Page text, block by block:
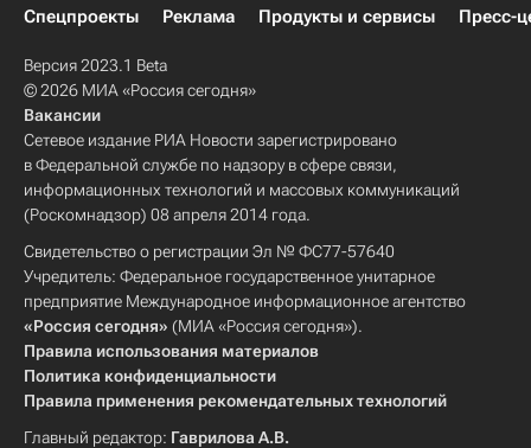
Спецпроекты
Реклама Продукты и сервисы Пресс-
Версия 2023.1 Beta
© 2026 МИА «Россия сегодня»
Вакансии
Сетевое издание РИА Новости зарегистрировано
в Федеральной службе по надзору в сфере связи,
информационных технологий и массовых коммуникаций
(Роскомнадзор) 08 апреля 2014 года.
Свидетельство о регистрации Эл № ФС77-57640
Учредитель: Федеральное государственное унитарное
предприятие Международное информационное агентство
«Россия сегодня» (МИА «Россия сегодня»).
Правила использования материалов
Политика конфиденциальности
Правила применения рекомендательных технологий
Главный редактор: Гаврилова А.В.